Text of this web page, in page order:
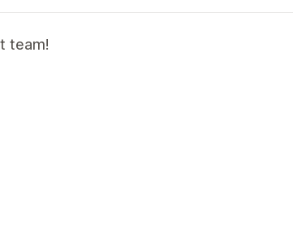
team!